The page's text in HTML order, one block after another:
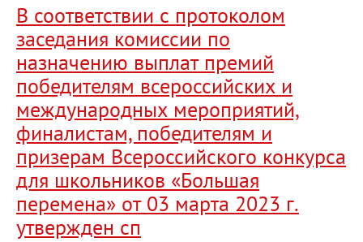
В соответствии с протоколом
заседания комиссии по
назначению выплат премий
победителям всероссийских и
международных мероприятий,
финалистам, победителям и
призерам Всероссийского конкурса
для школьников «Большая
перемена» от 03 марта 2023 г.
утвержден сп